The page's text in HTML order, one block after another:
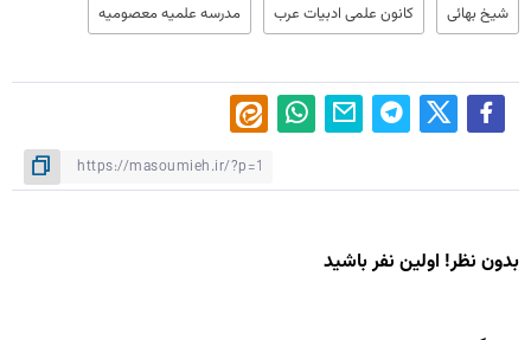
شیخ بهائی کانون علمی ادبیات عرب مدرسه علمیه معصومیه
بدون نظر! اولین نفر باشید